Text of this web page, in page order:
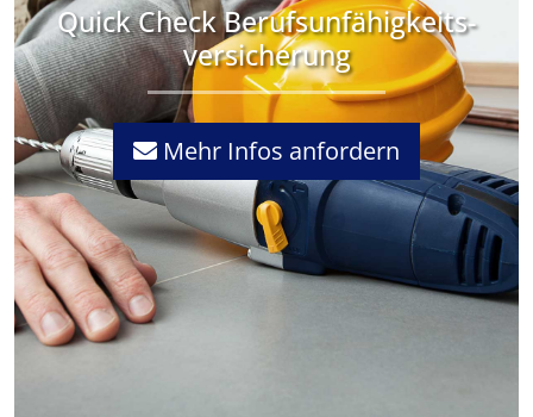
Quick Check Berufsunfähigkeits­
versicherung
Mehr Infos anfordern